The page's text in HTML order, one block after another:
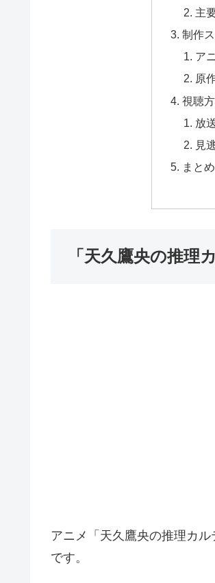
主
制作
ア
原
視聴
放
見
まと
「天久鷹央の推理
アニメ「天久鷹央の推理カ
です。